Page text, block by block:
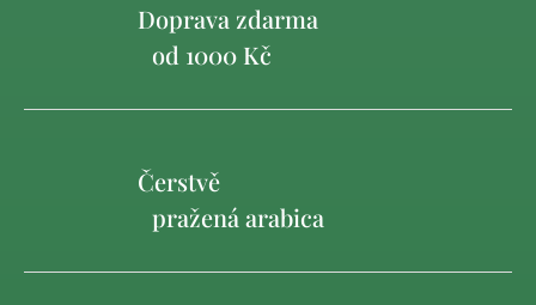
Doprava zdarma
od 1000 Kč
Čerstvě
pražená arabica